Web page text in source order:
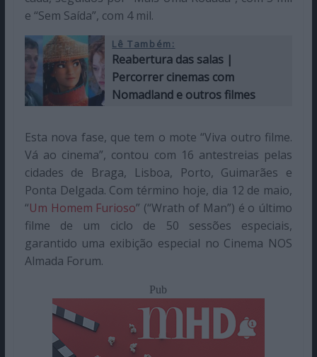
e “Sem Saída”, com 4 mil.
Lê Também:
Reabertura das salas |
Percorrer cinemas com
Nomadland e outros filmes
Esta nova fase, que tem o mote “Viva outro filme.
Vá ao cinema”, contou com 16 antestreias pelas
cidades de Braga, Lisboa, Porto, Guimarães e
Ponta Delgada. Com término hoje, dia 12 de maio,
“Um Homem Furioso” (“Wrath of Man”) é o último
filme de um ciclo de 50 sessões especiais,
garantido uma exibição especial no Cinema NOS
Almada Forum.
Pub